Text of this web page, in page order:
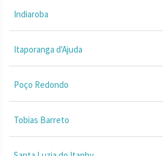
Indiaroba
Itaporanga d'Ajuda
Poço Redondo
Tobias Barreto